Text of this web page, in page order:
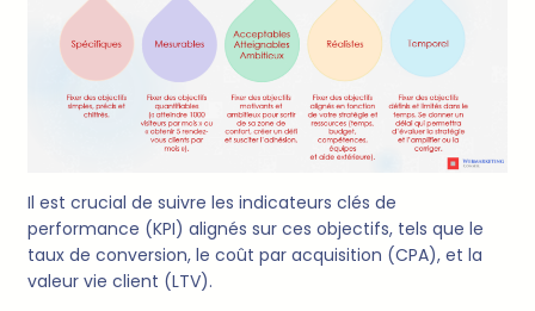
Il est crucial de suivre les indicateurs clés de
performance (KPI) alignés sur ces objectifs, tels que le
taux de conversion, le coût par acquisition (CPA), et la
valeur vie client (LTV).